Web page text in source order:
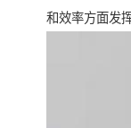
和效率方面发